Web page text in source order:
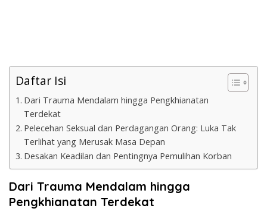
Daftar Isi
Dari Trauma Mendalam hingga Pengkhianatan
Terdekat
Pelecehan Seksual dan Perdagangan Orang: Luka Tak
Terlihat yang Merusak Masa Depan
Desakan Keadilan dan Pentingnya Pemulihan Korban
Dari Trauma Mendalam hingga
Pengkhianatan Terdekat